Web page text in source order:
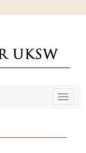
Toggle